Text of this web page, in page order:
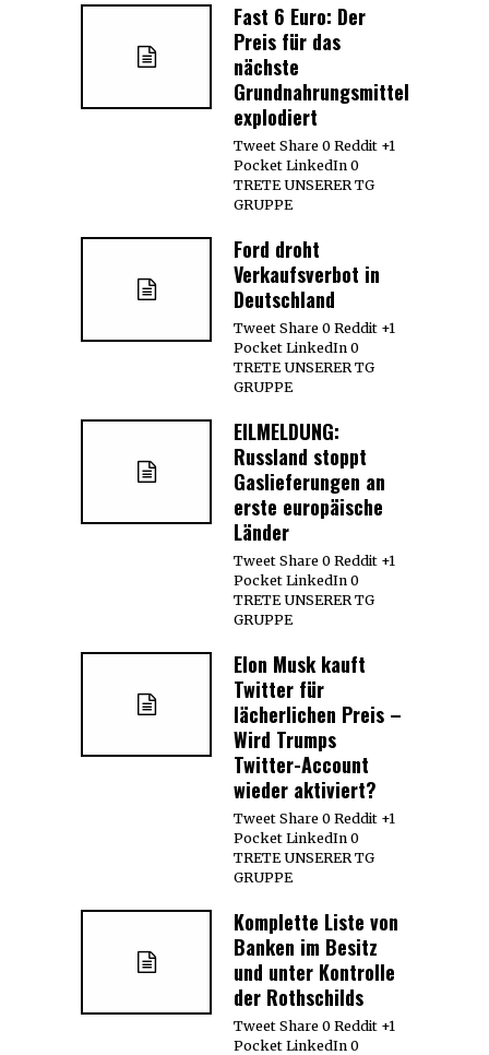
Fast 6 Euro: Der
Preis für das
nächste
Grundnahrungsmittel
explodiert
Tweet Share 0 Reddit +1
Pocket LinkedIn 0
TRETE UNSERER TG
GRUPPE
Ford droht
Verkaufsverbot in
Deutschland
Tweet Share 0 Reddit +1
Pocket LinkedIn 0
TRETE UNSERER TG
GRUPPE
EILMELDUNG:
Russland stoppt
Gaslieferungen an
erste europäische
Länder
Tweet Share 0 Reddit +1
Pocket LinkedIn 0
TRETE UNSERER TG
GRUPPE
Elon Musk kauft
Twitter für
lächerlichen Preis –
Wird Trumps
Twitter-Account
wieder aktiviert?
Tweet Share 0 Reddit +1
Pocket LinkedIn 0
TRETE UNSERER TG
GRUPPE
Komplette Liste von
Banken im Besitz
und unter Kontrolle
der Rothschilds
Tweet Share 0 Reddit +1
Pocket LinkedIn 0